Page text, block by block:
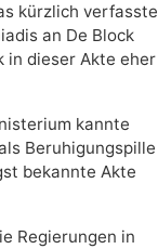
kürzlich verfasste
an De Block
in dieser Akte eher
kannte
Beruhigungspille
bekannte Akte
Regierungen in